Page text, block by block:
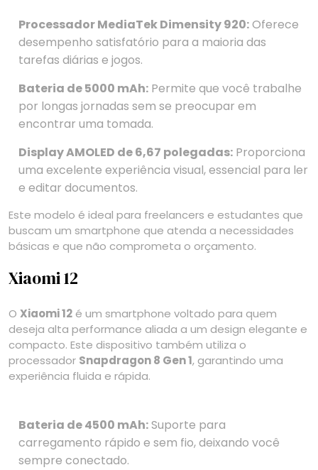
Processador MediaTek Dimensity 920:Oferece
desempenho satisfatório para a maioria das
tarefas diárias e jogos.
Bateria de 5000 mAh: Permite que você trabalhe
por longas jornadas sem se preocupar em
encontrar uma tomada.
Display AMOLED de 6,67 polegadas: Proporciona
uma excelente experiência visual, essencial para ler
e editar documentos.
Este modelo é ideal para freelancers e estudantes que
buscam um smartphone que atenda a necessidades
básicas e que não comprometa o orçamento.
Xiaomi 12
O Xiaomi 12 é um smartphone voltado para quem
deseja alta performance aliada a um design elegante e
compacto. Este dispositivo também utiliza o
processador Snapdragon 8 Gen 1, garantindo uma
experiência fluida e rápida.
Bateria de 4500 mAh:Suporte para
carregamento rápido e sem fio, deixando você
sempre conectado.